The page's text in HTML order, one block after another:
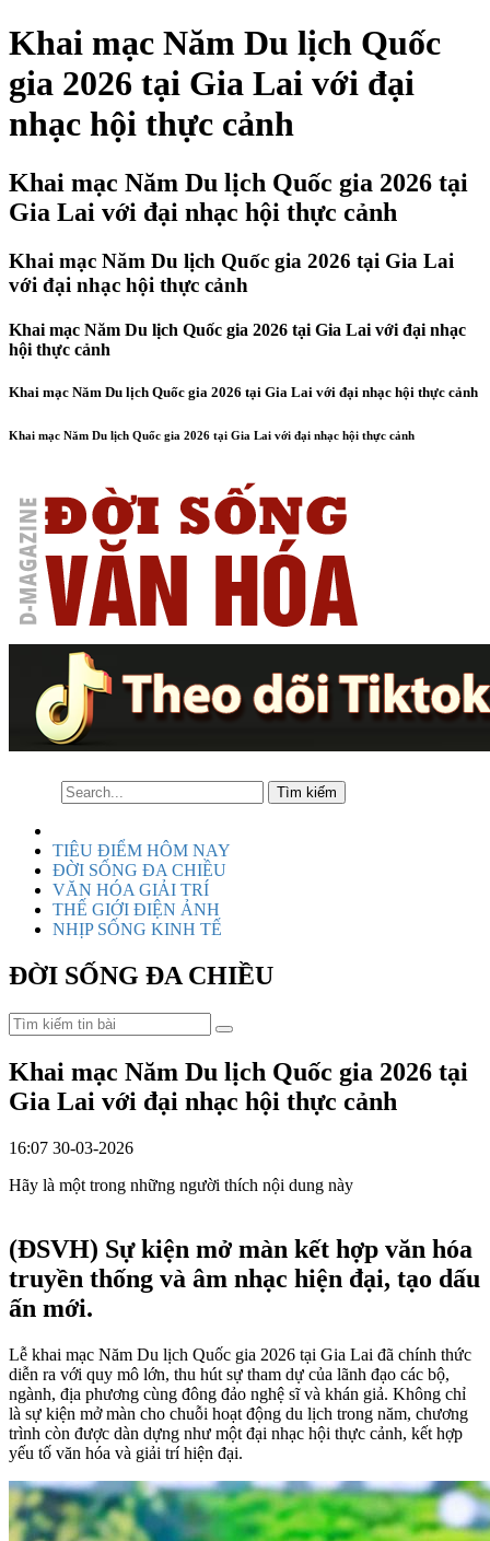
Khai mạc Năm Du lịch Quốc
gia 2026 tại Gia Lai với đại
nhạc hội thực cảnh
Khai mạc Năm Du lịch Quốc gia 2026 tại
Gia Lai với đại nhạc hội thực cảnh
Khai mạc Năm Du lịch Quốc gia 2026 tại Gia Lai
với đại nhạc hội thực cảnh
Khai mạc Năm Du lịch Quốc gia 2026 tại Gia Lai với đại nhạc
hội thực cảnh
Khai mạc Năm Du lịch Quốc gia 2026 tại Gia Lai với đại nhạc hội thực cảnh
Khai mạc Năm Du lịch Quốc gia 2026 tại Gia Lai với đại nhạc hội thực cảnh
TIÊU ĐIỂM HÔM NAY
ĐỜI SỐNG ĐA CHIỀU
VĂN HÓA GIẢI TRÍ
THẾ GIỚI ĐIỆN ẢNH
NHỊP SỐNG KINH TẾ
ĐỜI SỐNG ĐA CHIỀU
Khai mạc Năm Du lịch Quốc gia 2026 tại
Gia Lai với đại nhạc hội thực cảnh
16:07 30-03-2026
Hãy là một trong những người thích nội dung này
(ĐSVH) Sự kiện mở màn kết hợp văn hóa
truyền thống và âm nhạc hiện đại, tạo dấu
ấn mới.
Lễ khai mạc Năm Du lịch Quốc gia 2026 tại Gia Lai đã chính thức
diễn ra với quy mô lớn, thu hút sự tham dự của lãnh đạo các bộ,
ngành, địa phương cùng đông đảo nghệ sĩ và khán giả. Không chỉ
là sự kiện mở màn cho chuỗi hoạt động du lịch trong năm, chương
trình còn được dàn dựng như một đại nhạc hội thực cảnh, kết hợp
yếu tố văn hóa và giải trí hiện đại.